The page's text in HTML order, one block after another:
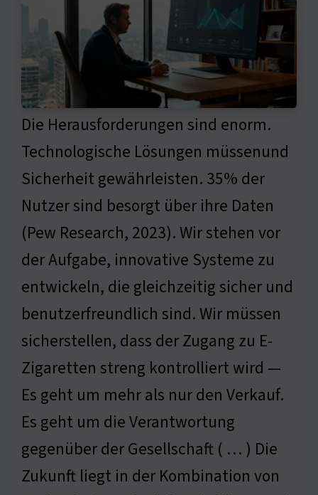
Die Herausforderungen sind enorm.
Technologische Lösungen müssenund
Sicherheit gewährleisten. 35% der
Nutzer sind besorgt über ihre Daten
(Pew Research, 2023). Wir stehen vor
der Aufgabe, innovative Systeme zu
entwickeln, die gleichzeitig sicher und
benutzerfreundlich sind. Wir müssen
sicherstellen, dass der Zugang zu E-
Zigaretten streng kontrolliert wird —
Es geht um mehr als nur den Verkauf.
Es geht um die Verantwortung
gegenüber der Gesellschaft ( … ) Die
Zukunft liegt in der Kombination von